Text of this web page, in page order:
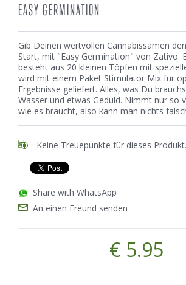
EASY GERMINATION
Gib Deinen wertvollen Cannabissamen
Start, mit "Easy Germination" von Zativo.
besteht aus 20 kleinen Töpfen mit
wird mit einem Paket Stimulator Mix für
Ergebnisse geliefert. Alles, was Du
Wasser und etwas Geduld. Nimmt nur so
wie es braucht, also kann man nichts
Keine Treuepunkte für dieses Produkt.
Share with WhatsApp
An einen Freund senden
€ 5.95